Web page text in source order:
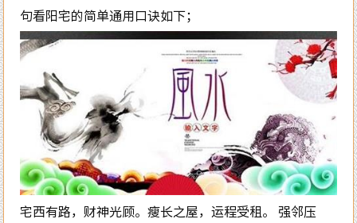
句看阳宅的简单通用口诀如下；
宅西有路，财神光顾。瘦长之屋，运程受租。 强邻压